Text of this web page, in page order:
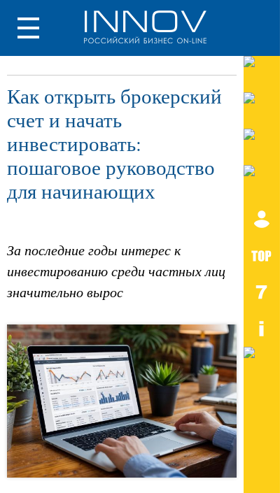
Как открыть брокерский
счет и начать
инвестировать:
пошаговое руководство
для начинающих
За последние годы интерес к
инвестированию среди частных лиц
значительно вырос